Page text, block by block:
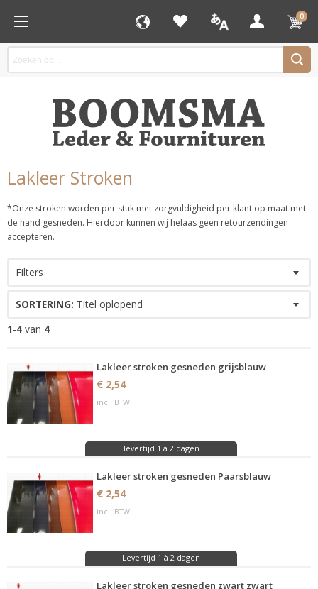
0
Lakleer Stroken
*Onze stroken worden per stuk met zorgvuldigheid per klant op maat met
de hand gesneden. Hierdoor kunnen wij helaas geen retourzendingen
accepteren.
Filters
SORTERING: Titel oplopend
1-4 van 4
Lakleer stroken gesneden grijsblauw
€ 2,54
incl. BTW
levertijd 1 à 2 dagen
Lakleer stroken gesneden Paarsblauw
€ 2,54
incl. BTW
Levertijd 1 à 2 dagen
Lakleer stroken gesneden zwart zwart